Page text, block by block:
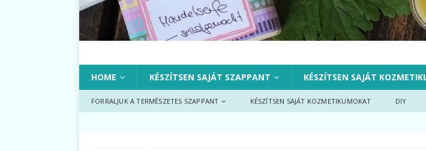
HOME KÉSZÍTSEN SAJÁT SZAPPANT KÉSZÍTSEN SAJÁT
FORRALJUK A TERMÉSZETES SZAPPANT KÉSZÍTSEN SAJÁT KOZMETIKUMOKAT DIY